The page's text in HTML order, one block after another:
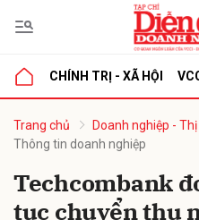
CHÍNH TRỊ - XÃ HỘI
Trang chủ
Doanh nghiệp -
Thông tin doanh nghiệp
Techcombank
tục chuyển thu
luận